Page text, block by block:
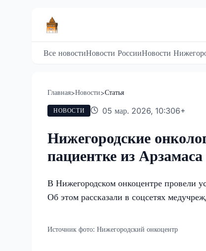
Все новостиНовости РоссииНовости
Главная>Новости>Статья
НОВОСТИ 05 мар. 2026, 10:306+
Нижегородские
пациентке из Арзамаса
В Нижегородском онкоцентре провели
Об этом рассказали в соцсетях
Источник фото: Нижегородский онкоцентр